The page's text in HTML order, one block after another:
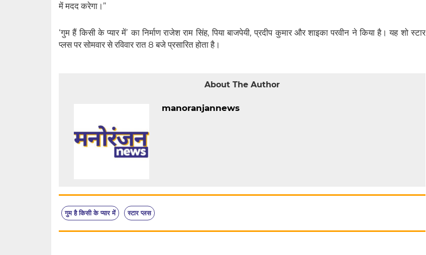
में मदद करेगा।”
‘गुम हैं किसी के प्यार में’ का निर्माण राजेश राम सिंह, पिया बाजपेयी, प्रदीप कुमार और शाइका परवीन ने किया है। यह शो स्टार
प्लस पर सोमवार से रविवार रात 8 बजे प्रसारित होता है।
About The Author
manoranjannews
गुम है किसी के प्यार में स्टार प्लस